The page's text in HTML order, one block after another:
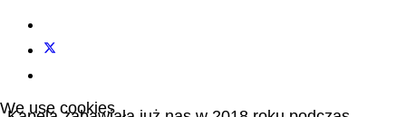
We use cookies